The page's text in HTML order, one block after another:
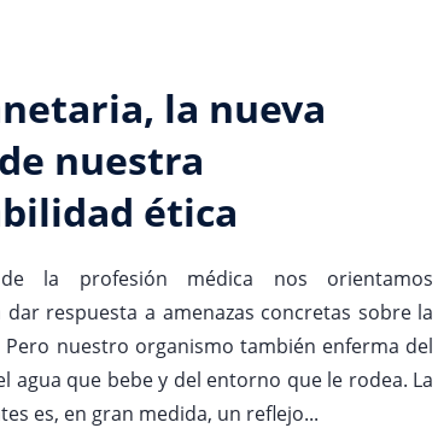
la nueva
nuestra
ética
la profesión médica nos orientamos
respuesta a amenazas concretas sobre la
Pero nuestro organismo también enferma del
agua que bebe y del entorno que le rodea. La
es, en gran medida, un reflejo...